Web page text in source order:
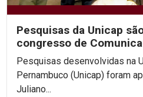
Pesquisas da Unicap
congresso de
Pesquisas desenvolvidas na
Pernambuco (Unicap) foram
Juliano...